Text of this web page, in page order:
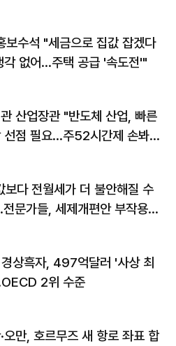
보수석 "세금으로 집값 잡겠다
각 없어…주택 공급 '속도전'"
산업장관 "반도체 산업, 빠른
선점 필요…주52시간제 손봐
보다 전월세가 더 불안해질 수
문가들, 세제개편안 부작용
상흑자, 497억달러 '사상 최
2위 수준
오만, 호르무즈 새 항로 좌표 합